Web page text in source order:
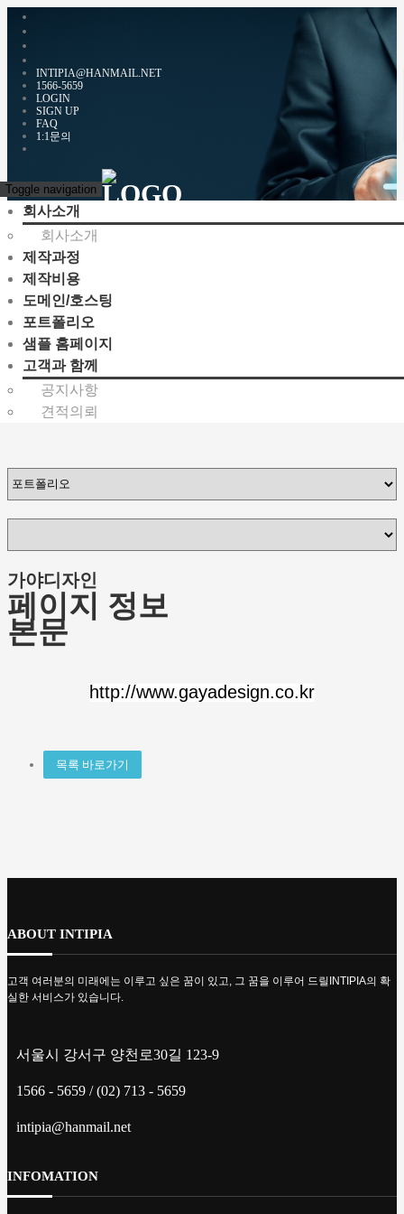
INTIPIA@HANMAIL.NET
1566-5659
LOGIN
SIGN UP
FAQ
1:1문의
Toggle navigation
회사소개
회사소개
제작과정
제작비용
도메인/호스팅
포트폴리오
샘플 홈페이지
고객과 함께
공지사항
견적의뢰
가야디자인
페이지 정보
본문
http://www.gayadesign.co.kr
목록 바로가기
ABOUT INTIPIA
고객 여러분의 미래에는 이루고 싶은 꿈이 있고, 그 꿈을 이루어 드릴INTIPIA의 확
실한 서비스가 있습니다.
서울시 강서구 양천로30길 123-9
1566 - 5659 / (02) 713 - 5659
intipia@hanmail.net
INFOMATION